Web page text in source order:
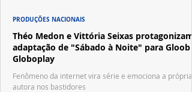
Théo Medon e Vittória Seixas protagonizam
adaptação de "Sábado à Noite" para Gloob e
Globoplay
Fenômeno da internet vira série e emociona a própria
autora nos bastidores
PRODUÇÕES NACIONAIS